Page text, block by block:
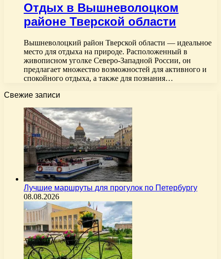
Отдых в Вышневолоцком
районе Тверской области
Вышневолоцкий район Тверской области — идеальное
место для отдыха на природе. Расположенный в
живописном уголке Северо-Западной России, он
предлагает множество возможностей для активного и
спокойного отдыха, а также для познания…
Свежие записи
Лучшие маршруты для прогулок по Петербургу
08.08.2026